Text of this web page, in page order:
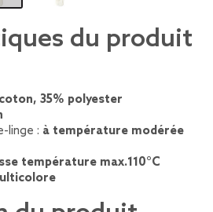
du produit
35% polyester
linge : à température modérée
température max.110°C